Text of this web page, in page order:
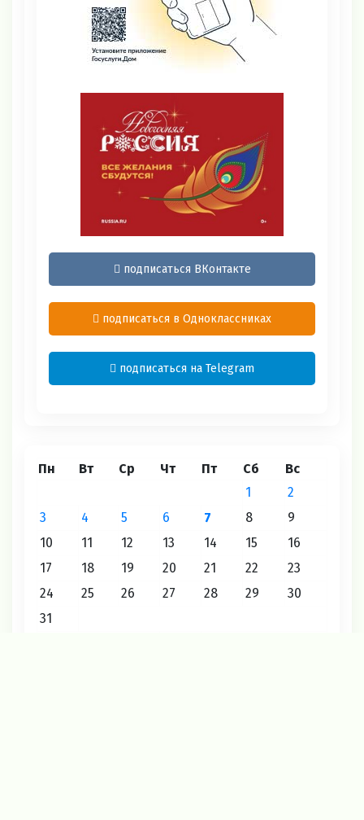
подписаться ВКонтакте
подписаться в Одноклассниках
подписаться на Telegram
Пн Вт Ср Чт Пт Сб Вс
1
2
3
4 5 6 7 8
9
10
11 12 13 14 15
16
17
18 19 20 21 22
23
24
25 26 27 28 29
30
31